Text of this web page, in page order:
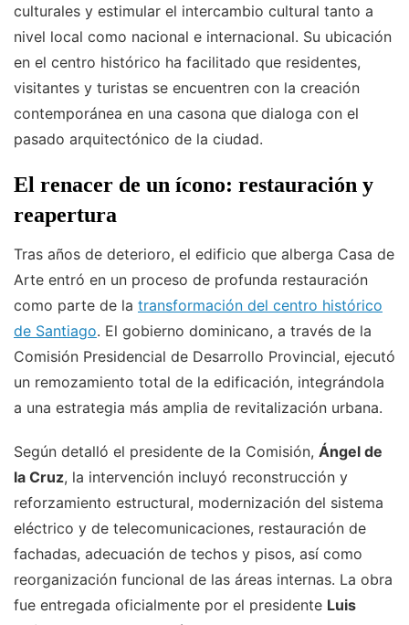
culturales y estimular el intercambio cultural tanto a
nivel local como nacional e internacional. Su ubicación
en el centro histórico ha facilitado que residentes,
visitantes y turistas se encuentren con la creación
contemporánea en una casona que dialoga con el
pasado arquitectónico de la ciudad.
El renacer de un ícono: restauración y
reapertura
Tras años de deterioro, el edificio que alberga Casa de
Arte entró en un proceso de profunda restauración
como parte de la transformación del centro histórico
de Santiago. El gobierno dominicano, a través de la
Comisión Presidencial de Desarrollo Provincial, ejecutó
un remozamiento total de la edificación, integrándola
a una estrategia más amplia de revitalización urbana.
Según detalló el presidente de la Comisión, Ángel de
la Cruz, la intervención incluyó reconstrucción y
reforzamiento estructural, modernización del sistema
eléctrico y de telecomunicaciones, restauración de
fachadas, adecuación de techos y pisos, así como
reorganización funcional de las áreas internas. La obra
fue entregada oficialmente por el presidente Luis